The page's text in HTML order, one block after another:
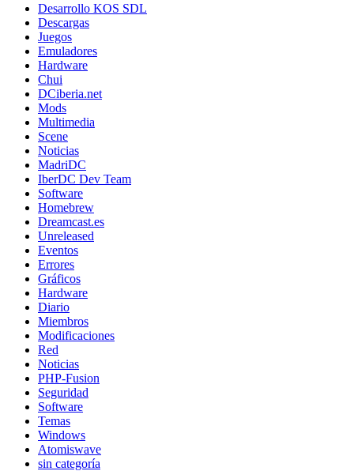
Desarrollo KOS SDL
Descargas
Juegos
Emuladores
Hardware
Chui
DCiberia.net
Mods
Multimedia
Scene
Noticias
MadriDC
IberDC Dev Team
Software
Homebrew
Dreamcast.es
Unreleased
Eventos
Errores
Gráficos
Hardware
Diario
Miembros
Modificaciones
Red
Noticias
PHP-Fusion
Seguridad
Software
Temas
Windows
Atomiswave
sin categoría